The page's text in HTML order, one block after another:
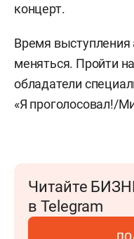
концерт.
Время
меняться. Пройти
обладатели
«Я проголосовал!/
Читайте
в Telegram